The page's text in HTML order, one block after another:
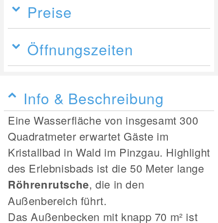
Preise
Öffnungszeiten
Info & Beschreibung
Eine Wasserfläche von insgesamt 300
Quadratmeter erwartet Gäste im
Kristallbad in Wald im Pinzgau. Highlight
des Erlebnisbads ist die 50 Meter lange
Röhrenrutsche, die in den
Außenbereich führt.
Das Außenbecken mit knapp 70 m² ist